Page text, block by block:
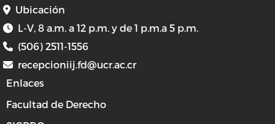
Ubicación
L-V, 8 a.m. a 12 p.m. y de 1 p.m.a 5 p.m.
(506) 2511-1556
recepcioniij.fd@ucr.ac.cr
Enlaces
Facultad de Derecho